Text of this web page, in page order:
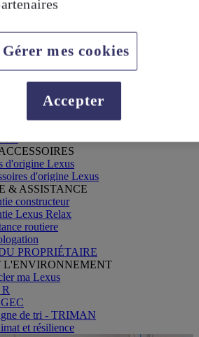
technique
d'huile
d'origine Lexus
d'origine Lexus
& ASSISTANCE
constructeur
Lexus Relax
routiere
PROPRIÉTAIRE
L'ENVIRONNEMENT
ma Lexus
de tri - TRIMAN
et résilience
Gérer mes cookies
Accepter